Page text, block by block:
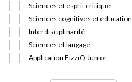
Sciences et esprit critique
Sciences cognitives et éducation
Interdisciplinarité
Sciences et langage
Application FizziQ Junior